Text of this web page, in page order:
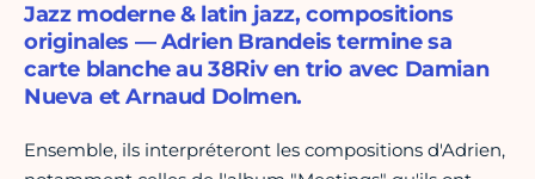
Jazz moderne & latin jazz, compositions
originales — Adrien Brandeis termine sa
carte blanche au 38Riv en trio avec Damian
Nueva et Arnaud Dolmen.
Ensemble, ils interpréteront les compositions d'Adrien,